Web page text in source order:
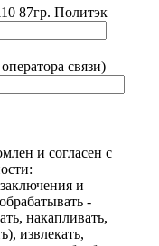
87гр. Политэк
связи)
и согласен с
и
-
накапливать,
извлекать,